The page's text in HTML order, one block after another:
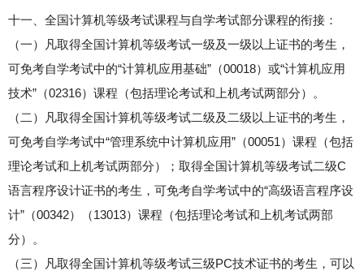
十一、全国计算机等级考试课程与自学考试部分课程的衔接：
（一）凡取得全国计算机等级考试一级及一级以上证书的考生，
可免考自学考试中的“计算机应用基础”（00018）或“计算机应用
技术”（02316）课程（包括理论考试和上机考试两部分）。
（二）凡取得全国计算机等级考试二级及二级以上证书的考生，
可免考自学考试中“管理系统中计算机应用”（00051）课程（包括
理论考试和上机考试两部分）；取得全国计算机等级考试二级C
语言程序设计证书的考生，可免考自学考试中的“高级语言程序设
计”（00342）（13013）课程（包括理论考试和上机考试两部
分）。
（三）凡取得全国计算机等级考试三级PC技术证书的考生，可以